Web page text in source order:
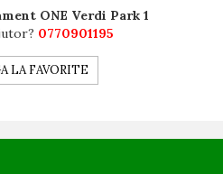
ONE Verdi Park 1
0770901195
LA FAVORITE